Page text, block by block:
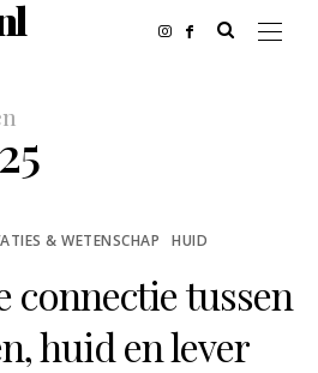
& WETENSCHAP HUID
connectie tussen
huid en lever